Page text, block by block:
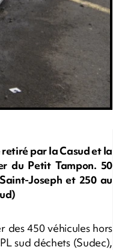
par la Casud et la
du Petit Tampon. 50
Joseph et 250 au
450 véhicules hors
sud déchets (Sudec),